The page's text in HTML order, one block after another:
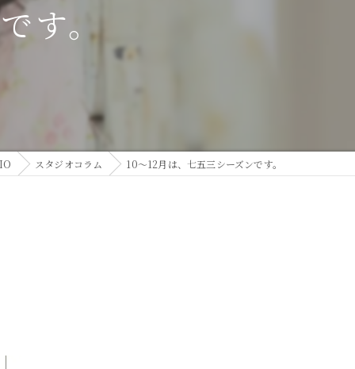
す。
スタジオコラム 10～12月は、七五三シーズンです。